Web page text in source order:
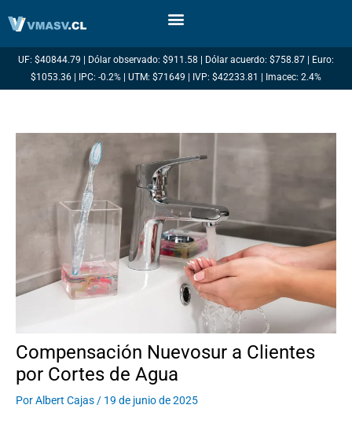
UF: $40844.79 | Dólar observado: $911.58 | Dólar acuerdo: $758.87 | Euro:
$1053.36 | IPC: -0.2% | UTM: $71649 | IVP: $42233.81 | Imacec: 2.4%
Compensación Nuevosur a Clientes
por Cortes de Agua
PorAlbert Cajas / 19 de junio de 2025